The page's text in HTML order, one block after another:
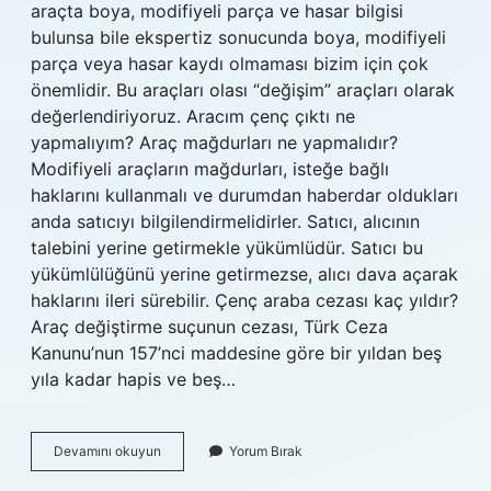
araçta boya, modifiyeli parça ve hasar bilgisi
bulunsa bile ekspertiz sonucunda boya, modifiyeli
parça veya hasar kaydı olmaması bizim için çok
önemlidir. Bu araçları olası “değişim” araçları olarak
değerlendiriyoruz. Aracım çenç çıktı ne
yapmalıyım? Araç mağdurları ne yapmalıdır?
Modifiyeli araçların mağdurları, isteğe bağlı
haklarını kullanmalı ve durumdan haberdar oldukları
anda satıcıyı bilgilendirmelidirler. Satıcı, alıcının
talebini yerine getirmekle yükümlüdür. Satıcı bu
yükümlülüğünü yerine getirmezse, alıcı dava açarak
haklarını ileri sürebilir. Çenç araba cezası kaç yıldır?
Araç değiştirme suçunun cezası, Türk Ceza
Kanunu’nun 157’nci maddesine göre bir yıldan beş
yıla kadar hapis ve beş…
Devamını okuyun Arabanın
Çenç
Yorum Bırak